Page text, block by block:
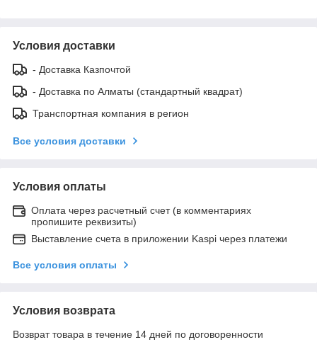
Условия доставки
- Доставка Казпочтой
- Доставка по Алматы (стандартный квадрат)
Транспортная компания в регион
Все условия доставки
Условия оплаты
Оплата через расчетный счет (в комментариях
пропишите реквизиты)
Выставление счета в приложении Kaspi через платежи
Все условия оплаты
Условия возврата
Возврат товара в течение 14 дней по договоренности